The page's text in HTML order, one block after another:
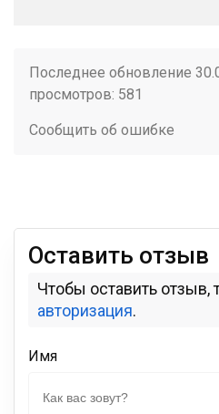
Последнее обновление
просмотров: 581
Сообщить об ошибке
Оставить отзыв
Чтобы оставить отзыв,
авторизация.
Имя